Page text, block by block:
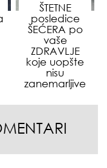
ŠTETNE
posledice
ŠEĆERA po
vaše
ZDRAVLJE
koje uopšte
nisu
zanemarljive